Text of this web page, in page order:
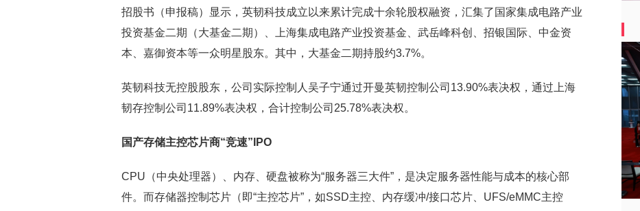
招股书（申报稿）显示，英韧科技成立以来累计完成十余轮股权融资，汇集了国家集成电路产业
投资基金二期（大基金二期）、上海集成电路产业投资基金、武岳峰科创、招银国际、中金资
本、嘉御资本等一众明星股东。其中，大基金二期持股约3.7%。
英韧科技无控股股东，公司实际控制人吴子宁通过开曼英韧控制公司13.90%表决权，通过上海
韧存控制公司11.89%表决权，合计控制公司25.78%表决权。
国产存储主控芯片商“竞速”IPO
CPU（中央处理器）、内存、硬盘被称为“服务器三大件”，是决定服务器性能与成本的核心部
件。而存储器控制芯片（即“主控芯片”，如SSD主控、内存缓冲/接口芯片、UFS/eMMC主控